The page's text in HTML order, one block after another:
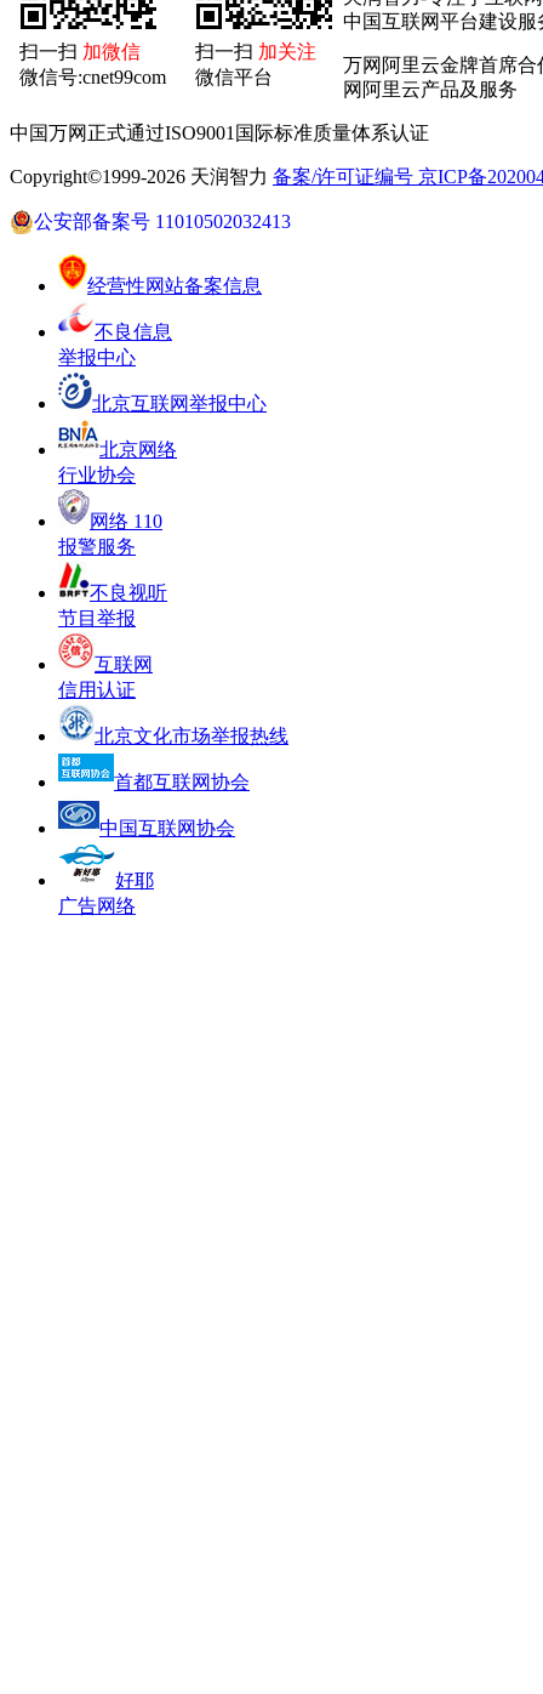
扫一扫 加微信
微信号:cnet99com
扫一扫 加关注
微信平台
中国互联网平台建设服
万网阿里云金牌首席
网阿里云产品及服务
中国万网正式通过ISO9001国际标准质量体系认证
Copyright©1999-2026 天润智力 备案/许可证编号 京ICP备
公安部备案号 11010502032413
经营性网站备案信息
不良信息
举报中心
北京互联网举报中心
北京网络
行业协会
网络 110
报警服务
不良视听
节目举报
互联网
信用认证
北京文化市场举报热线
首都互联网协会
中国互联网协会
好耶
广告网络